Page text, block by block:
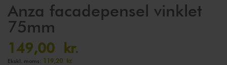
Anza facadepensel vinklet
75mm
149,00 kr.
119,20 kr.
til
starten
billedgalleriet